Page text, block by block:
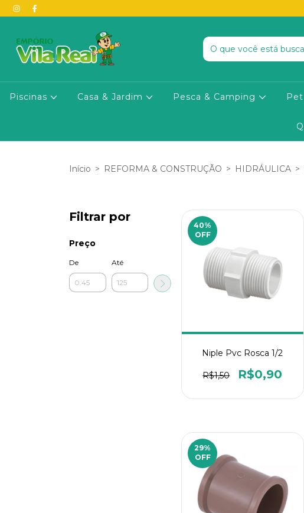
Piscinas Casa & Jardim Pesca & Camping
Início > REFORMA & CONSTRUÇÃO > HIDRÁULICA >
Filtrar por
Preço
De Até
40%
OFF
Niple Pvc Rosca 1/2
R$1,50 R$0,90
29%
OFF